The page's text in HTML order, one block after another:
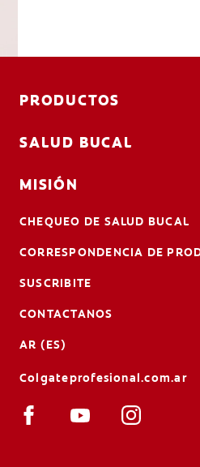
PRODUCTOS
SALUD BUCAL
MISIÓN
CHEQUEO DE SALUD BUCAL
CORRESPONDENCIA DE
SUSCRIBITE
CONTACTANOS
AR (ES)
Colgateprofesional.com.ar